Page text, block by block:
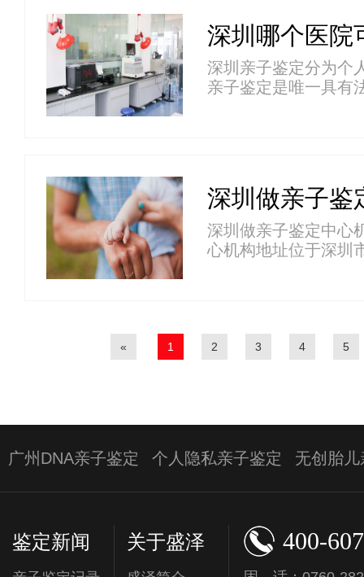
深圳哪个医院
深圳亲子鉴定分为个
亲子鉴定是唯一具有
深圳做亲子鉴
深圳做亲子鉴定中心
心机构地址位于深圳
« 1 2 3 4 5
广州DNA亲子鉴定 个人隐私亲子鉴定 无创胎
鉴定新闻 关于盛泽 400-